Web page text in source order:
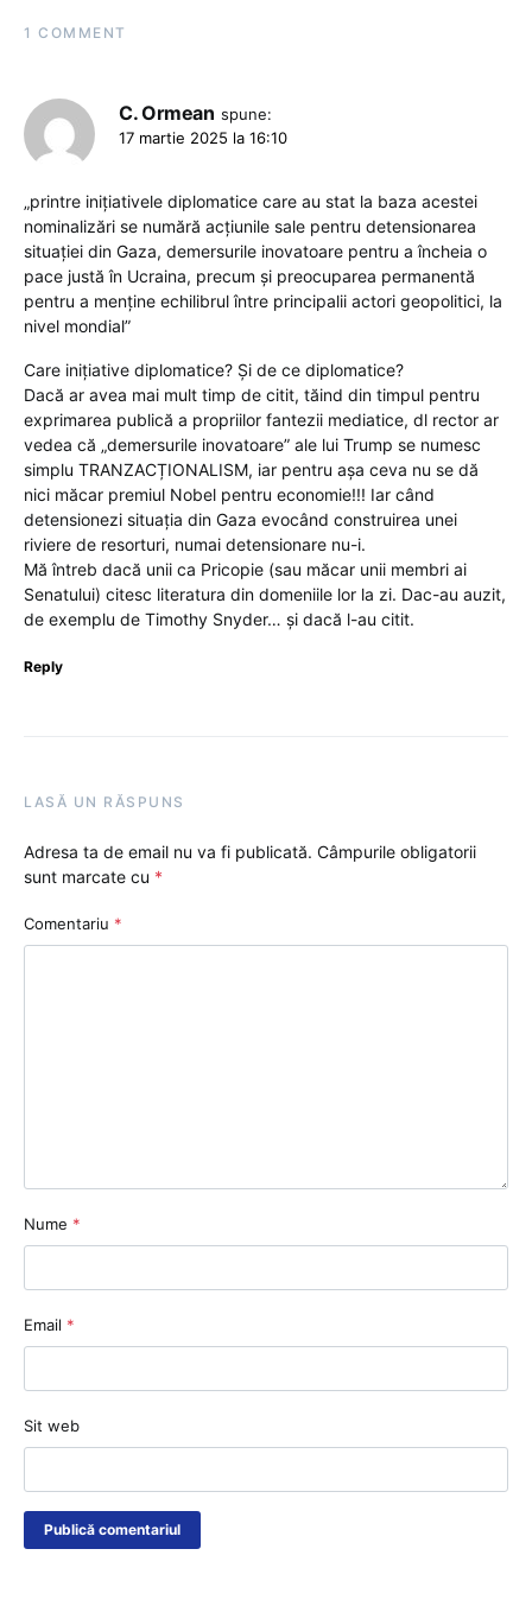
1 COMMENT
C. Ormean spune:
17 martie 2025 la 16:10
„printre inițiativele diplomatice care au stat la baza acestei
nominalizări se numără acțiunile sale pentru detensionarea
situației din Gaza, demersurile inovatoare pentru a încheia o
pace justă în Ucraina, precum și preocuparea permanentă
pentru a menține echilibrul între principalii actori geopolitici, la
nivel mondial”
Care inițiative diplomatice? Și de ce diplomatice?
Dacă ar avea mai mult timp de citit, tăind din timpul pentru
exprimarea publică a propriilor fantezii mediatice, dl rector ar
vedea că „demersurile inovatoare” ale lui Trump se numesc
simplu TRANZACȚIONALISM, iar pentru așa ceva nu se dă
nici măcar premiul Nobel pentru economie!!! Iar când
detensionezi situația din Gaza evocând construirea unei
riviere de resorturi, numai detensionare nu-i.
Mă întreb dacă unii ca Pricopie (sau măcar unii membri ai
Senatului) citesc literatura din domeniile lor la zi. Dac-au auzit,
de exemplu de Timothy Snyder… și dacă l-au citit.
Reply
LASĂ UN RĂSPUNS
Adresa ta de email nu va fi publicată. Câmpurile obligatorii
sunt marcate cu *
Comentariu *
Nume *
Email *
Sit web